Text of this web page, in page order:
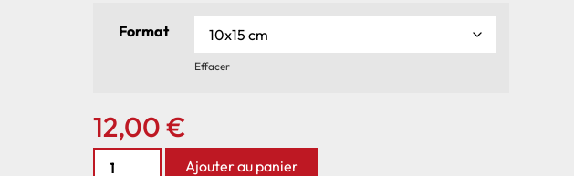
Format
Effacer
12,00€
Ajouter au panier